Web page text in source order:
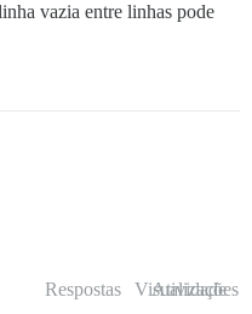
vazia entre linhas pode
Respostas Visualizações
Atividade